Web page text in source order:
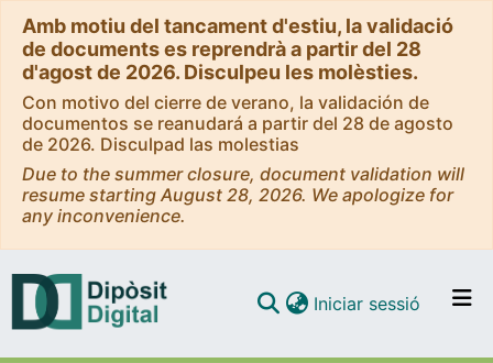
Amb motiu del tancament d'estiu, la validació
de documents es reprendrà a partir del 28
d'agost de 2026. Disculpeu les molèsties.
Con motivo del cierre de verano, la validación de
documentos se reanudará a partir del 28 de agosto
de 2026. Disculpad las molestias
Due to the summer closure, document validation will
resume starting August 28, 2026. We apologize for
any inconvenience.
Iniciar sessió (current)